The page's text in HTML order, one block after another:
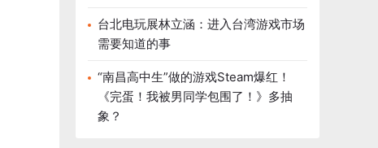
台北电玩展林立涵：进入台湾游戏市场
需要知道的事
“南昌高中生”做的游戏Steam爆红！
《完蛋！我被男同学包围了！》多抽
象？